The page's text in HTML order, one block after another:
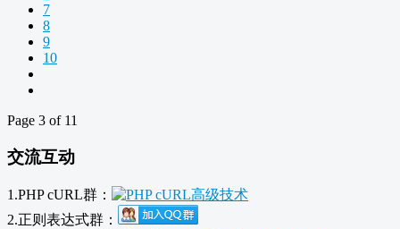
7
8
9
10
Page 3 of 11
交流互动
1.PHP cURL群：
2.正则表达式群：